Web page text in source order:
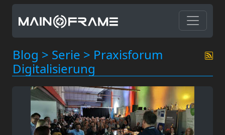
Blog > Serie > Praxisforum
Digitalisierung